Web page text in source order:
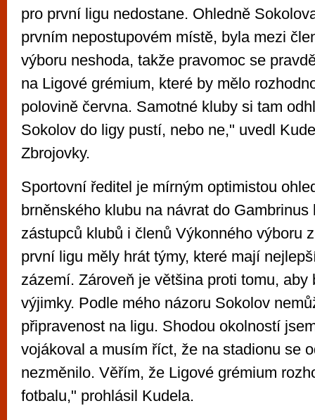
pro první ligu nedostane. Ohledně
prvním nepostupovém místě, byla mezi
výboru neshoda, takže pravomoc se
na Ligové grémium, které by mělo
polovině června. Samotné kluby si tam
Sokolov do ligy pustí, nebo ne," uvedl
Zbrojovky.
Sportovní ředitel je mírným optimistou
brněnského klubu na návrat do Gambrinus
zástupců klubů i členů Výkonného výboru
první ligu měly hrát týmy, které mají
zázemí. Zároveň je většina proti tomu, aby
výjimky. Podle mého názoru Sokolov
připravenost na ligu. Shodou okolností
vojákoval a musím říct, že na stadionu se
nezměnilo. Věřím, že Ligové grémium
fotbalu," prohlásil Kudela.